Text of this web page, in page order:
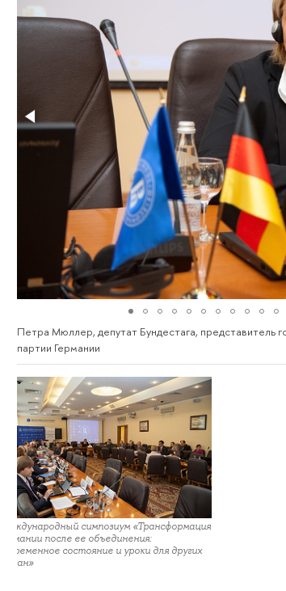
Петра Мюллер, депутат Бундестага, представитель
партии Германии
Международный симпозиум «Трансформация
Германии после ее объединения:
современное состояние и уроки для других
стран»